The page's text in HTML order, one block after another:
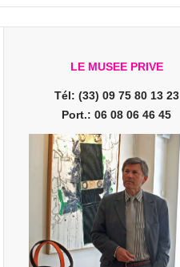
LE MUSEE PRIVE
Tél: (33) 09 75 80 13 23
Port.: 06 08 06 46 45